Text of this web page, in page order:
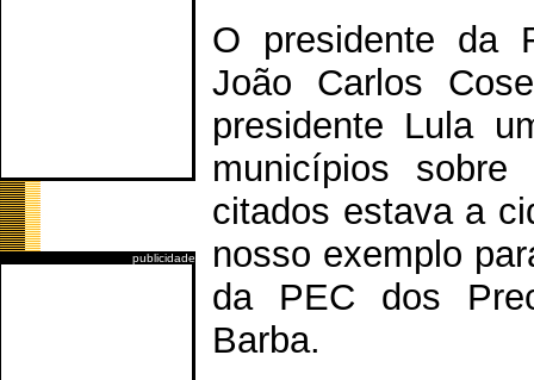
publicidade
O presidente da
João Carlos
presidente Lula
municípios
citados estava a
nosso exemplo
da PEC dos
Barba.